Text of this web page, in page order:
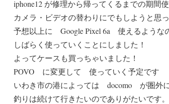
iphone12 が修理から帰ってくるまでの期間
カメラ・ビデオの替わりにでもしようと思
予想以上に Google Pixel 6a 使えるような
しばらく使っていくことにしました！
よってケースも買っちゃいました！
POVO に変更して 使っていく予定です
いわき市の港によっては docomo が圏外
釣りは続けて行きたいのでありがたいです。